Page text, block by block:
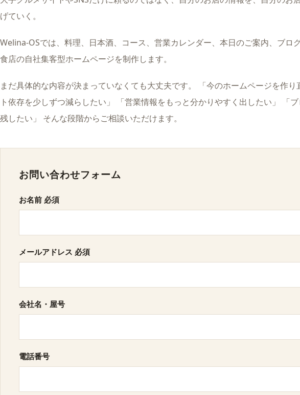
げていく。
Welina-OSでは、料理、日本酒、コース、営業カレンダー、本日のご案内、ブロ
食店の自社集客型ホームページを制作します。
まだ具体的な内容が決まっていなくても大丈夫です。 「今のホームページを作り
ト依存を少しずつ減らしたい」 「営業情報をもっと分かりやすく出したい」 「
残したい」 そんな段階からご相談いただけます。
お問い合わせフォーム
お名前 必須
メールアドレス 必須
会社名・屋号
電話番号